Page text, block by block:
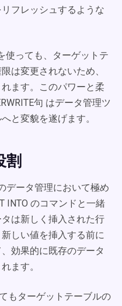
フレッシュするような
使っても、ターゲットテ
は変更されないため、
ます。このパワーと柔
句 はデータ管理ツ
と変貌を遂げます。
割
データ管理において極め
INTO のコマンドと一緒
は新しく挿入された行
しい値を挿入する前に
効果的に既存のデータ
ます。
もターゲットテーブルの